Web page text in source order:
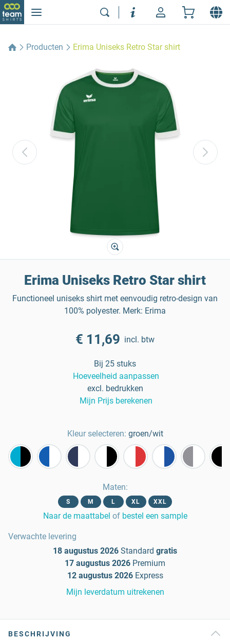
Producten Erima Uniseks Retro Star shirt
Erima Uniseks Retro Star shirt
Functioneel uniseks shirt met eenvoudig retro-design van
100% polyester. Merk: Erima
€ 11,69 incl. btw
Bij 25 stuks
Hoeveelheid aanpassen
excl. bedrukken
Mijn Prijs berekenen
Kleur selecteren: groen/wit
Maten:
S M L XL XXL
Naar de maattabel of bestel een sample
Verwachte levering
18 augustus 2026 Standard gratis
17 augustus 2026 Premium
12 augustus 2026 Express
Mijn leverdatum uitrekenen
BESCHRIJVING